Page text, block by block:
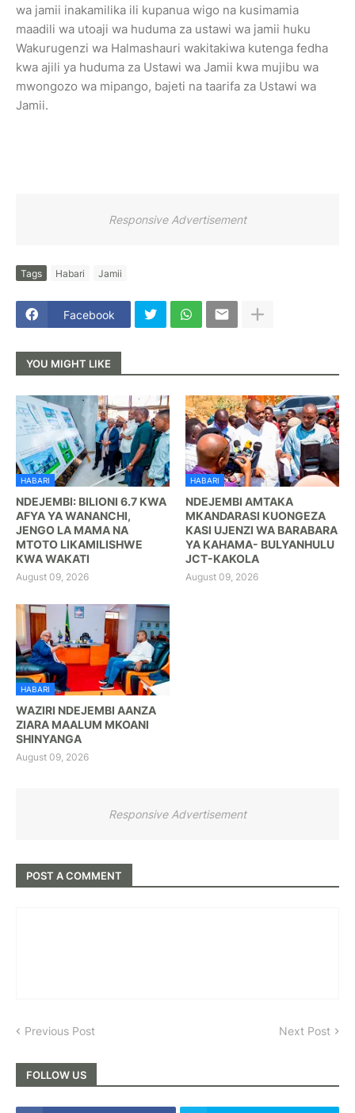
wa jamii inakamilika ili kupanua wigo na kusimamia
maadili wa utoaji wa huduma za ustawi wa jamii huku
Wakurugenzi wa Halmashauri wakitakiwa kutenga fedha
kwa ajili ya huduma za Ustawi wa Jamii kwa mujibu wa
mwongozo wa mipango, bajeti na taarifa za Ustawi wa
Jamii.
Responsive Advertisement
Tags Habari Jamii
Facebook
YOU MIGHT LIKE
HABARI
NDEJEMBI: BILIONI 6.7 KWA
AFYA YA WANANCHI,
JENGO LA MAMA NA
MTOTO LIKAMILISHWE
KWA WAKATI
August 09, 2026
HABARI
NDEJEMBI AMTAKA
MKANDARASI KUONGEZA
KASI UJENZI WA BARABARA
YA KAHAMA- BULYANHULU
JCT-KAKOLA
August 09, 2026
HABARI
WAZIRI NDEJEMBI AANZA
ZIARA MAALUM MKOANI
SHINYANGA
August 09, 2026
Responsive Advertisement
POST A COMMENT
Previous Post Next Post
FOLLOW US